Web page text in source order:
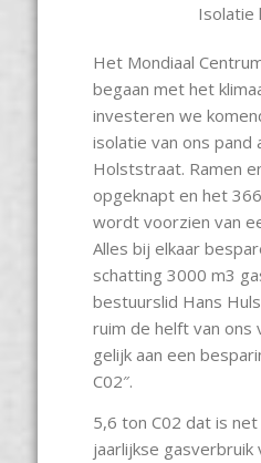
Isolatie
Het Mondiaal
begaan met het
investeren we
isolatie van ons pand
Holststraat. Ramen
opgeknapt en het
wordt voorzien van
Alles bij elkaar
schatting 3000 m3
bestuurslid Hans
ruim de helft van ons
gelijk aan een
C02″.
5,6 ton C02 dat is
jaarlijkse gasverbruik